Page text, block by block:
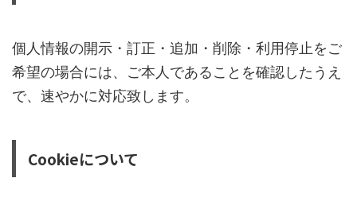
個人情報の開示・訂正・追加・削除・利用停止をご
希望の場合には、ご本人であることを確認したうえ
で、速やかに対応致します。
Cookieについて